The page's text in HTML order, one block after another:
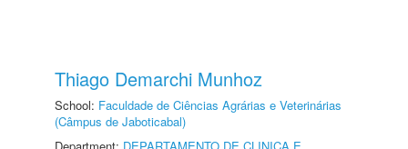
Thiago Demarchi Munhoz
School: Faculdade de Ciências Agrárias e Veterinárias
(Câmpus de Jaboticabal)